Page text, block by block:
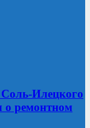
Соль-Илецкого
о ремонтном